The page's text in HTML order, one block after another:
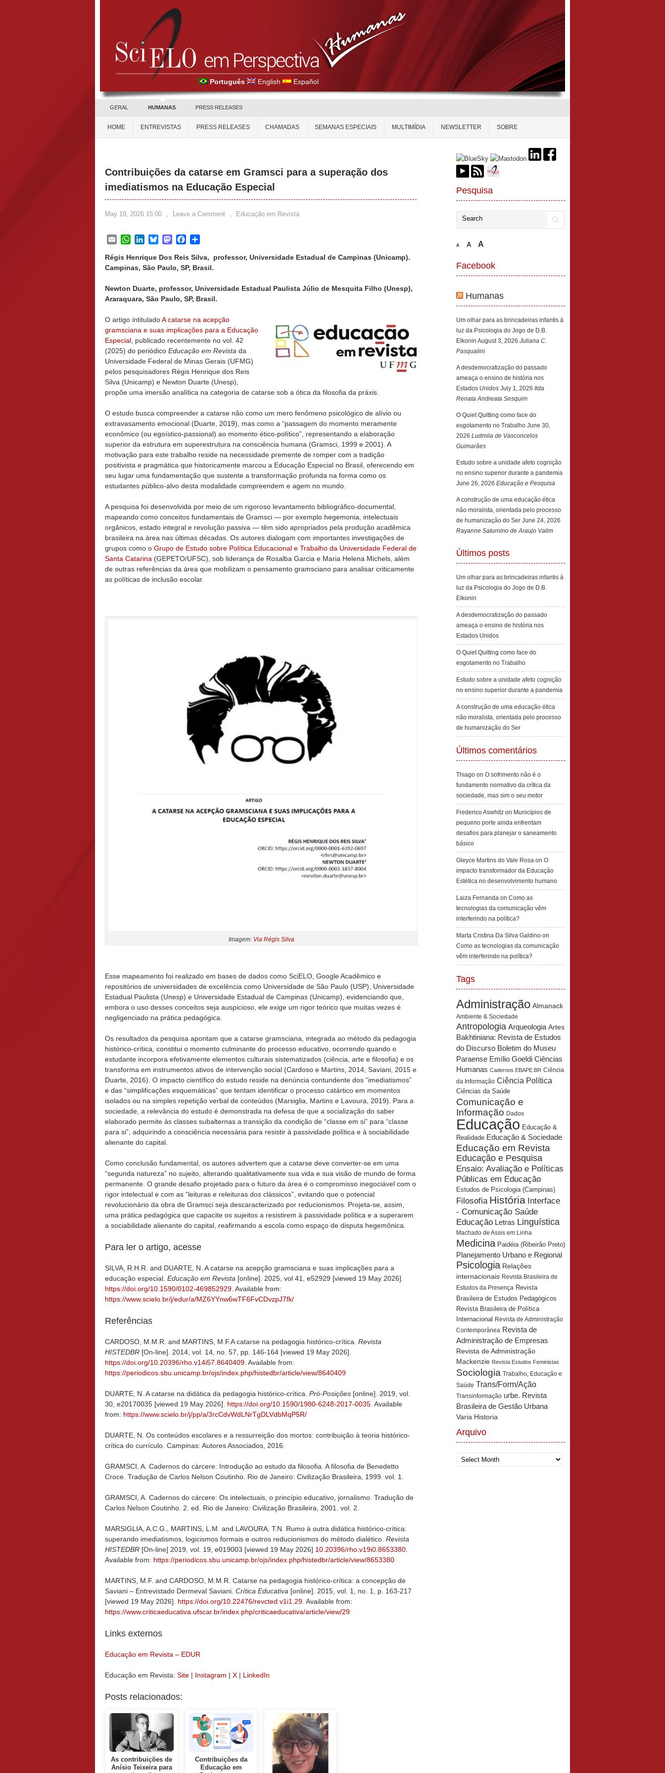
Português English Español
GERAL HUMANAS PRESS RELEASES
HOME ENTREVISTAS PRESS RELEASES CHAMADAS SEMANAS ESPECIAIS MULTIMÍDIA NEWSLETTER SOBRE
Contribuições da catarse em Gramsci para a superação dos
imediatismos na Educação Especial
May 19, 2026 15:00 , Leave a Comment , Educação em Revista
EmailWhatsApp
LinkedInBlueskyMastodonFacebook
Régis Henrique Dos Reis Silva, professor, Universidade Estadual de Campinas (Unicamp).
Campinas, São Paulo, SP, Brasil.
Newton Duarte, professor, Universidade Estadual Paulista Júlio de Mesquita Filho (Unesp),
Araraquara, São Paulo, SP, Brasil.
O artigo intituladoA catarse na acepção
gramsciana e suas implicações para a Educação
Especial , publicado recentemente no vol. 42
(2025) do periódico Educação em Revista da
Universidade Federal de Minas Gerais (UFMG)
pelos pesquisadores Régis Henrique dos Reis
Silva (Unicamp) e Newton Duarte (Unesp),
propõe uma imersão analítica na categoria de catarse sob a ótica da filosofia da práxis.
O estudo busca compreender a catarse não como um mero fenômeno psicológico de alívio ou
extravasamento emocional (Duarte, 2019), mas como a “passagem do momento meramente
econômico (ou egoístico-passional) ao momento ético-político”, representando a elaboração
superior da estrutura em superestrutura na consciência humana (Gramsci, 1999 e 2001). A
motivação para este trabalho reside na necessidade premente de romper com a tradição
positivista e pragmática que historicamente marcou a Educação Especial no Brasil, oferecendo em
seu lugar uma fundamentação que sustente a transformação profunda na forma como os
estudantes público-alvo desta modalidade compreendem e agem no mundo.
A pesquisa foi desenvolvida por meio de um rigoroso levantamento bibliográfico-documental,
mapeando como conceitos fundamentais de Gramsci — por exemplo hegemonia, intelectuais
orgânicos, estado integral e revolução passiva — têm sido apropriados pela produção acadêmica
brasileira na área nas últimas décadas. Os autores dialogam com importantes investigações de
grupos como o Grupo de Estudo sobre Política Educacional e Trabalho da Universidade Federal de
Santa Catarina (GEPETO/UFSC), sob liderança de Rosalba Garcia e Maria Helena Michels, além
de outras referências da área que mobilizam o pensamento gramsciano para analisar criticamente
as políticas de inclusão escolar.
Imagem: Via Régis Silva
Esse mapeamento foi realizado em bases de dados como SciELO, Google Acadêmico e
repositórios de universidades de excelência como Universidade de São Paulo (USP), Universidade
Estadual Paulista (Unesp) e Universidade Estadual de Campinas (Unicamp), evidenciando que,
embora o uso desses conceitos seja auspicioso, ele exige um rigor teórico que muitas vezes é
negligenciado na prática pedagógica.
Os resultados da pesquisa apontam que a catarse gramsciana, integrada ao método da pedagogia
histórico-crítica, constitui o momento culminante do processo educativo, ocorrendo quando o
estudante incorpora efetivamente elementos culturais sistematizados (ciência, arte e filosofia) e os
transforma em instrumentos ativos de intervenção social (Cardoso e Martins, 2014; Saviani, 2015 e
Duarte, 2016). O impacto científico do estudo reside na denúncia contundente dos “imediatismos”
e das “simplificações esquemáticas” que tentam identificar o processo catártico em momentos
isolados ou na simples repetição verbal de conteúdos (Marsiglia, Martins e Lavoura, 2019). Para a
sociedade, a relevância do estudo é demonstrada na defesa de que a socialização do saber
elaborado permite às classes subalternas a transição da condição de “classe em si” para “classe
para si”, adquirindo a consciência necessária para resistir à passividade política e à sociabilidade
alienante do capital.
Como conclusão fundamental, os autores advertem que a catarse deve converter-se em uma
“segunda natureza” no sujeito, alterando qualitativamente sua vida e sua visão de mundo de forma
permanente. O grande desafio projetado para o futuro da área é o compromisso inegociável com o
rigor intelectual e com as “leituras e releituras dos clássicos”, evitando que o potencial
revolucionário da obra de Gramsci seja descaracterizado por reducionismos. Projeta-se, assim,
uma prática pedagógica que capacite os sujeitos a resistirem à passividade política e a superarem
a sociabilidade alienante do capital, reafirmando a escola como espaço de disputa hegemônica.
Para ler o artigo, acesse
SILVA, R.H.R. and DUARTE, N. A catarse na acepção gramsciana e suas implicações para a
educação especial. Educação em Revista [online]. 2025, vol 41, e52929 [viewed 19 May 2026].
https://doi.org/10.1590/0102-469852929 . Available from:
https://www.scielo.br/j/edur/a/MZ6YYnw6wTF6FvCDvzpJ7fk/
Referências
CARDOSO, M.M.R. and MARTINS, M.F.A catarse na pedagogia histórico-crítica Revista
HISTEDBR [On-line]. 2014, vol. 14, no. 57, pp. 146-164 [viewed 19 May 2026].
https://doi.org/10.20396/rho.v14i57.8640409 . Available from:
https://periodicos.sbu.unicamp.br/ojs/index.php/histedbr/article/view/8640409
DUARTE, N. A catarse na didática da pedagogia histórico-crítica. Pró-Posições [online]. 2019, vol.
30, e20170035 [viewed 19 May 2026]. https://doi.org/10.1590/1980-6248-2017-0035 . Available
from: https://www.scielo.br/j/pp/a/3rcCdvWdLNrTgDLVdbMqP5R/
DUARTE, N. Os conteúdos escolares e a ressurreição dos mortos: contribuição à teoria histórico-
crítica do currículo. Campinas: Autores Associados, 2016.
GRAMSCI, A. Cadernos do cárcere: Introdução ao estudo da filosofia. A filosofia de Benedetto
Croce. Tradução de Carlos Nelson Coutinho. Rio de Janeiro: Civilização Brasileira, 1999. vol. 1.
GRAMSCI, A. Cadernos do cárcere: Os intelectuais, o princípio educativo, jornalismo. Tradução de
Carlos Nelson Coutinho. 2. ed. Rio de Janeiro: Civilização Brasileira, 2001. vol. 2.
MARSIGLIA, A.C.G., MARTINS, L.M. and LAVOURA, T.N. Rumo à outra didática histórico-crítica:
superando imediatismos, logicismos formais e outros reducionismos do método dialético. Revista
HISTEDBR [On-line] 2019, vol. 19, e019003 [viewed 19 May 2026] 10.20396/rho.v19i0.8653380
Available from: https://periodicos.sbu.unicamp.br/ojs/index.php/histedbr/article/view/8653380
MARTINS, M.F. and CARDOSO, M.M.R. Catarse na pedagogia histórico-crítica: a concepção de
Saviani – Entrevistado Dermeval Saviani. Crítica Educativa [online]. 2015, vol. 1, no. 1, p. 163-217
[viewed 19 May 2026]. https://doi.org/10.22476/revcted.v1i1.29 . Available from:
https://www.criticaeducativa.ufscar.br/index.php/criticaeducativa/article/view/29
Links externos
Educação em Revista – EDUR
Educação em Revista: Site | Instagram | X | LinkedIn
Posts relacionados:
As contribuições de
Anísio Teixeira para
Contribuições da
Educação em
Pesquisa
A A A
Facebook
Humanas
Um olhar para as brincadeiras infantis à
luz da Psicologia do Jogo de D.B.
Elkonin August 3, 2026 Juliana C.
Pasqualini
A desdemocratização do passado
ameaça o ensino de história nos
Estados Unidos July 1, 2026 Ilda
Renata Andreata Sesquim
O Quiet Quitting como face do
esgotamento no Trabalho June 30,
2026 Ludmila de Vasconcelos
Guimarães
Estudo sobre a unidade afeto cognição
no ensino superior durante a pandemia
June 26, 2026 Educação e Pesquisa
A construção de uma educação ética
não moralista, orientada pelo processo
de humanização do Ser June 24, 2026
Rayanne Saturnino de Araujo Valim
Últimos posts
Um olhar para as brincadeiras infantis à
luz da Psicologia do Jogo de D.B.
Elkonin
A desdemocratização do passado
ameaça o ensino de história nos
Estados Unidos
O Quiet Quitting como face do
esgotamento no Trabalho
Estudo sobre a unidade afeto cognição
no ensino superior durante a pandemia
A construção de uma educação ética
não moralista, orientada pelo processo
de humanização do Ser
Últimos comentários
Thiago on O sofrimento não é o
fundamento normativo da crítica da
sociedade, mas sim o seu motor
Frederico Aswhitz on Municípios de
pequeno porte ainda enfrentam
desafios para planejar o saneamento
básico
Gleyce Martins do Vale Rosa on O
impacto transformador da Educação
Estética no desenvolvimento humano
Laiza Fernanda on Como as
tecnologias da comunicação vêm
interferindo na política?
Marta Cristina Da Silva Galdino on
Como as tecnologias da comunicação
vêm interferindo na política?
Tags
Administração Almanack
Ambiente & Sociedade
Antropologia Arqueologia Artes
Bakhtiniana: Revista de Estudos
do Discurso Boletim do Museu
Paraense Emílio Goeldi Ciências
Humanas Cadernos EBAPE.BR Ciência
da Informação Ciência Política
Ciências da Saúde
Comunicação e
Informação Dados
Educação Educação &
Realidade Educação & Sociedade
Educação em Revista
Educação e Pesquisa
Ensaio: Avaliação e Políticas
Públicas em Educação
Estudos de Psicologia (Campinas)
Filosofia História Interface
- Comunicação Saúde
Educação Letras Linguística
Machado de Assis em Linha
Medicina Paidéia (Ribeirão Preto)
Planejamento Urbano e Regional
Psicologia Relações
internacionais Revista Brasileira de
Estudos da Presença Revista
Brasileira de Estudos Pedagógicos
Revista Brasileira de Política
Internacional Revista de Administração
Contemporânea Revista de
Administração de Empresas
Revista de Administração
Mackenzie Revista Estudos Feministas
Sociologia Trabalho, Educação e
Saúde Trans/Form/Ação
Transinformação urbe. Revista
Brasileira de Gestão Urbana
Varia Historia
Arquivo
Arquivo